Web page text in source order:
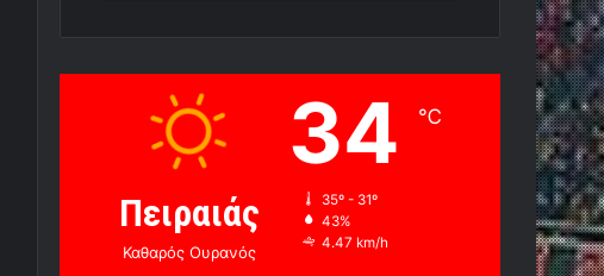
Πειραιάς
Καθαρός Ουρανός
34 ℃
35º - 31º
43%
4.47 km/h